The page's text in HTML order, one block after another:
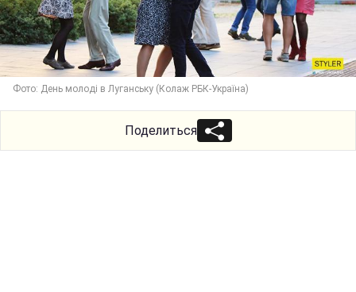
Фото: День молоді в Луганську (Колаж РБК-Україна)
Поделиться